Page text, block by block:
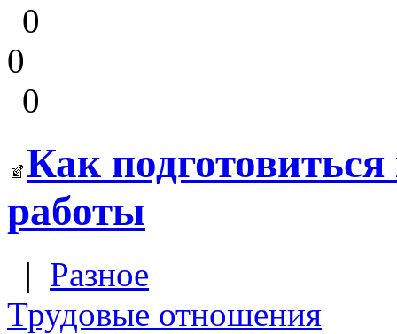
0
0
0
Как
работы
| Разное
Трудовые отношения